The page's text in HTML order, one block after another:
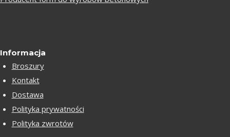
Informacja
Broszury
Kontakt
Dostawa
Polityka prywatności
Polityka zwrotów